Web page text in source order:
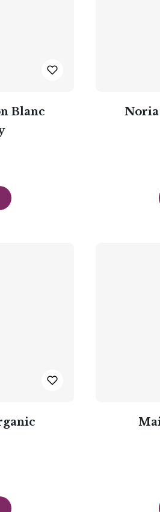
Blanc
Noria